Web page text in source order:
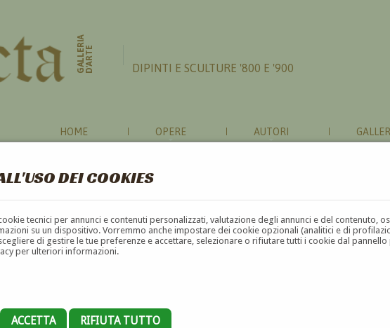
DEI COOKIES
tecnici per annunci e contenuti personalizzati, valutazione degli annunci e del contenuto,
su un dispositivo. Vorremmo anche impostare dei cookie opzionali (analitici e di
di gestire le tue preferenze e accettare, selezionare o rifiutare tutti i cookie dal
per ulteriori informazioni.
ACCETTA RIFIUTA TUTTO
GALLERIAD'ARTE DIPINTI E SCULTURE '800 E '900
HOME OPERE AUTORI
BAVIERA